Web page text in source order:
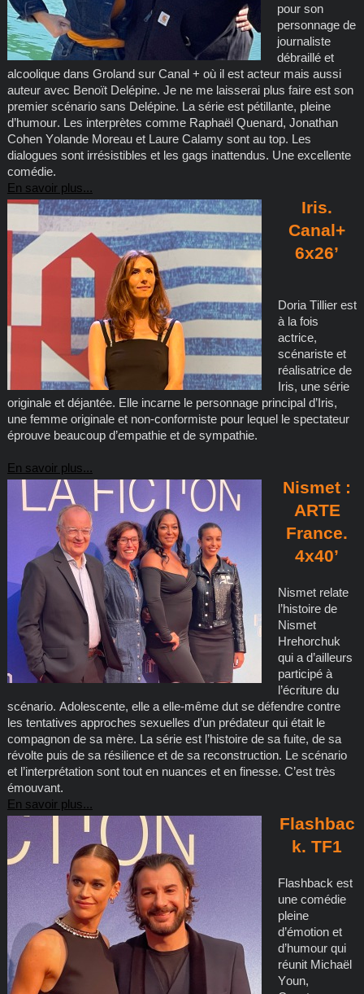
pour son
personnage de
journaliste
débraillé et
alcoolique dans Groland sur Canal + où il est acteur mais aussi
auteur avec Benoït Delépine. Je ne me laisserai plus faire est son
premier scénario sans Delépine. La série est pétillante, pleine
d’humour. Les interprètes comme Raphaël Quenard, Jonathan
Cohen Yolande Moreau et Laure Calamy sont au top. Les
dialogues sont irrésistibles et les gags inattendus. Une excellente
comédie.
En savoir plus...
Iris.
Canal+
6x26’
Doria Tillier est
à la fois
actrice,
scénariste et
réalisatrice de
Iris, une série
originale et déjantée. Elle incarne le personnage principal d’Iris,
une femme originale et non-conformiste pour lequel le spectateur
éprouve beaucoup d’empathie et de sympathie.
En savoir plus...
Nismet :
ARTE
France.
4x40’
Nismet relate
l’histoire de
Nismet
Hrehorchuk
qui a d’ailleurs
participé à
l’écriture du
scénario. Adolescente, elle a elle-même dut se défendre contre
les tentatives approches sexuelles d’un prédateur qui était le
compagnon de sa mère. La série est l’histoire de sa fuite, de sa
révolte puis de sa résilience et de sa reconstruction. Le scénario
et l’interprétation sont tout en nuances et en finesse. C’est très
émouvant.
En savoir plus...
Flashbac
k. TF1
Flashback est
une comédie
pleine
d’émotion et
d’humour qui
réunit Michaël
Youn,